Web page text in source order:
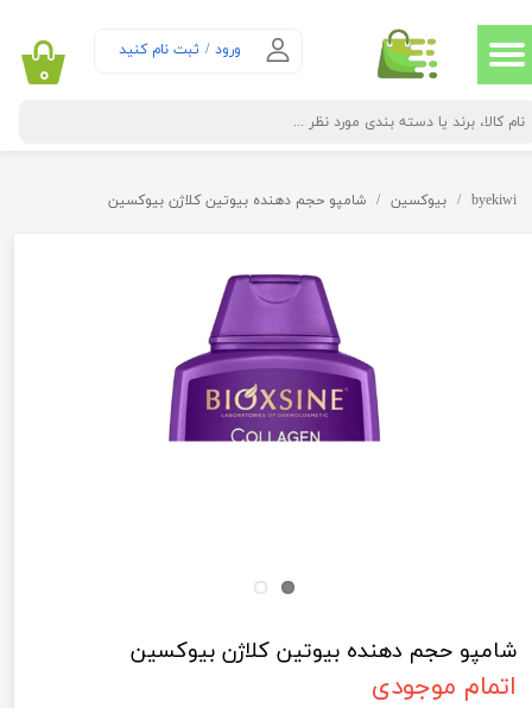
ورود / ثبت نام کنید
حساب کاربری من
خروج از حساب کاربری
۰
byekiwi بیوکسین شامپو حجم دهنده بیوتین کلاژن بیوکسین
شامپو حجم دهنده بیوتین کلاژن بیوکسین
اتمام موجودی